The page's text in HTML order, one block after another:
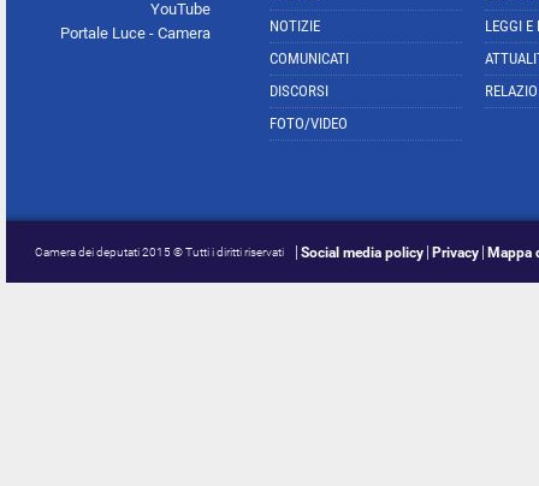
YouTube
Portale Luce - Camera
NOTIZIE
COMUNICATI
DISCORSI
FOTO/VIDEO
LEGGI E
Camera dei deputati 2015 © Tutti i diritti riservati Social media policy Privacy Mappa